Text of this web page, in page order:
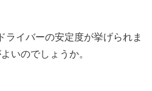
ライバーの安定度が挙げられま
いのでしょうか。